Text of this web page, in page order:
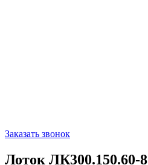
Заказать звонок
Лоток ЛК300.150.60-8